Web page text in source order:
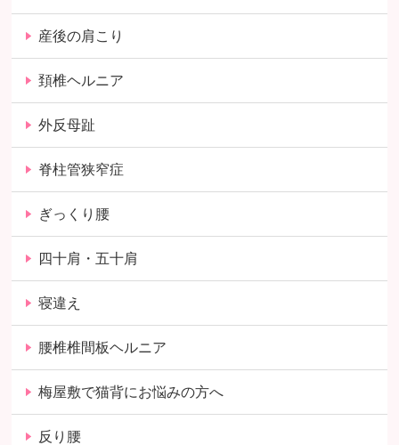
産後の肩こり
頚椎ヘルニア
外反母趾
脊柱管狭窄症
ぎっくり腰
四十肩・五十肩
寝違え
腰椎椎間板ヘルニア
梅屋敷で猫背にお悩みの方へ
反り腰